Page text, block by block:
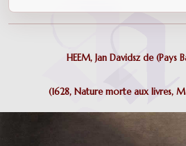
HEEM, Jan Davidsz de (Pays
(1628, Nature morte aux livres,